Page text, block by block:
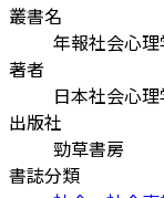
叢書名
年報社会心
著者
日本社会心
出版社
勁草書房
書誌分類